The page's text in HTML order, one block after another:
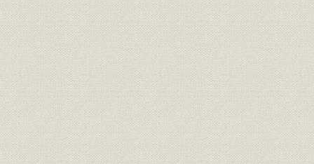
組織 組織の変遷 昭和52年2
組織 組織の変遷 昭和57年
組織 組織の変遷 昭和62年3
組織 組織の変遷 平成3年6
経営政策 当所運営方針の変遷 昭和46年~
契約;施設 工場建設に関する協定書 昭和36年2